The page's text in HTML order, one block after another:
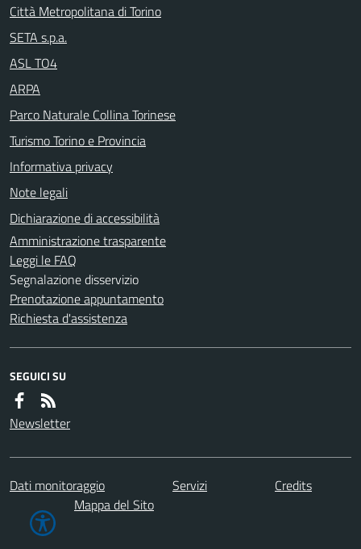
Città Metropolitana di Torino
SETA s.p.a.
ASL TO4
ARPA
Parco Naturale Collina Torinese
Turismo Torino e Provincia
Informativa privacy
Note legali
Dichiarazione di accessibilità
Amministrazione trasparente
Leggi le FAQ
Segnalazione disservizio
Prenotazione appuntamento
Richiesta d'assistenza
SEGUICI SU
Newsletter
Dati monitoraggio Servizi
Credits
Mappa del Sito